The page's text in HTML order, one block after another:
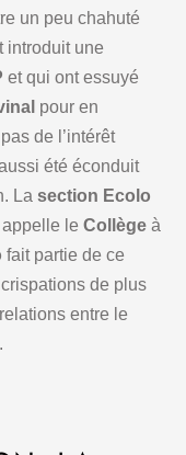
un peu chahuté
introduit une
et qui ont essuyé
pour en
de l’intérêt
été éconduit
Lasection Ecolo
appelle le Collège à
fait partie de ce
de plus
entre le
.